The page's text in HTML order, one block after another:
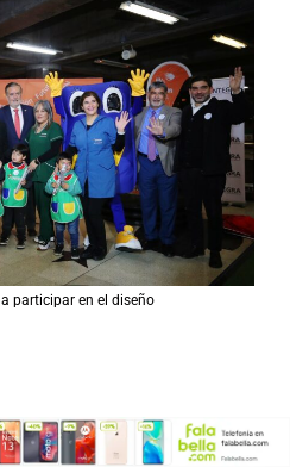
participar en el diseño